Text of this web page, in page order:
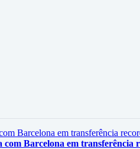
Barcelona em transferência